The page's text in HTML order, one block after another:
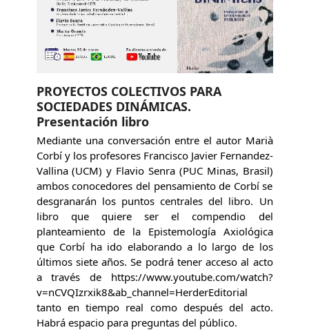
PROYECTOS COLECTIVOS PARA
SOCIEDADES DINÁMICAS.
Presentación libro
Mediante una conversación entre el autor Marià
Corbí y los profesores Francisco Javier Fernandez-
Vallina (UCM) y Flavio Senra (PUC Minas, Brasil)
ambos conocedores del pensamiento de Corbí se
desgranarán los puntos centrales del libro. Un
libro que quiere ser el compendio del
planteamiento de la Epistemología Axiológica
que Corbí ha ido elaborando a lo largo de los
últimos siete años. Se podrá tener acceso al acto
a través de https://www.youtube.com/watch?
v=nCVQIzrxik8&ab_channel=HerderEditorial
tanto en tiempo real como después del acto.
Habrá espacio para preguntas del público.